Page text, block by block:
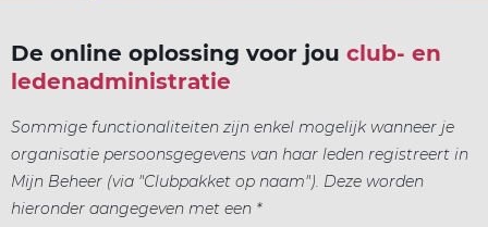
De online oplossing voor jou club- en
ledenadministratie
Sommige functionaliteiten zijn enkel mogelijk wanneer je
organisatie persoonsgegevens van haar leden registreert in
Mijn Beheer (via "Clubpakket op naam"). Deze worden
hieronder aangegeven met een *